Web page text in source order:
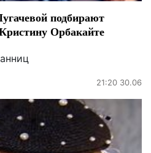
подбирают
Орбакайте
21:20 30.06